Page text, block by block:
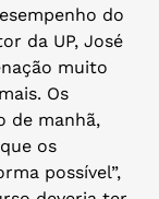
do
da UP, José
muito
Os
de manhã,
os
possível”,